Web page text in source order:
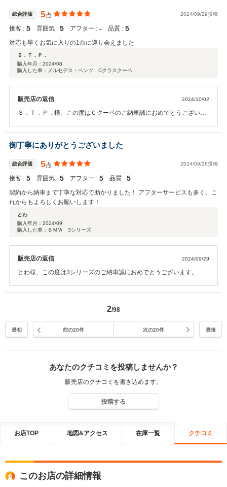
総合評価 5点 2024/09/29投稿
接客 : 5 雰囲気 : 5 アフター : ‐ 品質 : 5
対応も早くお気に入りの1台に巡り会えました
Ｓ．Ｔ．Ｐ．
購入年月： 2024/08
購入した車：メルセデス・ベンツ Cクラスクーペ
販売店の返信 2024/10/02
Ｓ．Ｔ．Ｐ．様、この度はＣクーペのご納車誠におめでとうございま
気に入りの１台にお乗り頂くことができ良かったです。これから始ま
る Ｓ．Ｔ．Ｐ．様のカーライフを全力でサポートさせて頂きますので
末永いお付き合い宜しくお願い致します。
御丁寧にありがとうございました
総合評価 5点 2024/09/28投稿
接客 : 5 雰囲気 : 5 アフター : 5 品質 : 5
契約から納車まで丁寧な対応で助かりました！ アフターサービスも多く、こ
れからもよろしくお願いします！
とわ
購入年月： 2024/09
購入した車：ＢＭＷ 3シリーズ
販売店の返信 2024/09/29
とわ様、この度は3シリーズのご納車誠におめでとうございます。ま
せください。全力でサポートさせて頂きますので末永いお付き合い宜
2/98
最初 前の20件 次の20件 最後
あなたのクチコミを投稿しませんか？
販売店のクチコミを書き込めます。
投稿する
お店TOP 地図&アクセス 在庫一覧 クチコミ
このお店の詳細情報